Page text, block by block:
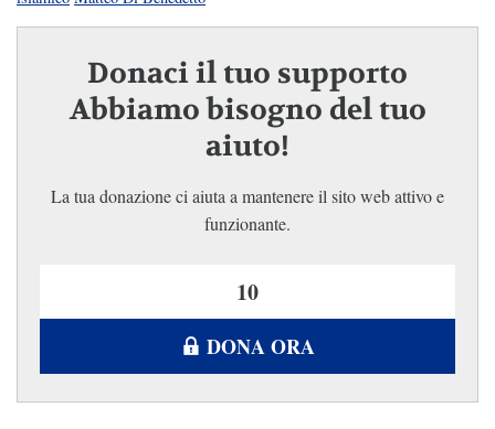
Donaci il tuo supporto
Abbiamo bisogno del tuo
aiuto!
La tua donazione ci aiuta a mantenere il sito web attivo e
funzionante.
DONA ORA